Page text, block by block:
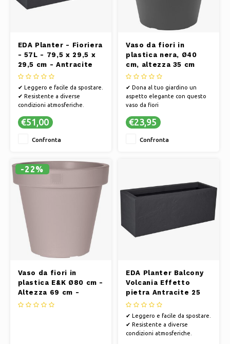
EDA Planter - Fioriera
- 57L - 79,5 x 29,5 x
29,5 cm - Antracite
✔ Leggero e facile da spostare.
✔ Resistente a diverse
condizioni atmosferiche.
✔ Facile da pulire e
€51,00
Confronta
Vaso da fiori in
plastica nera, Ø40
cm, altezza 35 cm
✔ Dona al tuo giardino un
aspetto elegante con questo
vaso da fiori
✔ Colore Nero
€23,95
Confronta
-22%
Vaso da fiori in
plastica E&K Ø80 cm -
Altezza 69 cm -
Tortora
EDA Planter Balcony
Volcania Effetto
pietra Antracite 25
litri - 59 x 19,5 x 22,8
cm
✔ Leggero e facile da spostare.
✔ Resistente a diverse
condizioni atmosferiche.